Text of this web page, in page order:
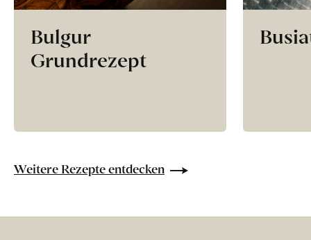
Bulgur
Grundrezept
Weitere Rezepte entdecken